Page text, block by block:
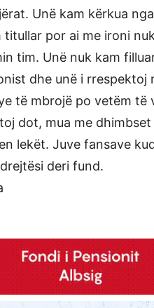
Unë kam kërkua
titullar por ai me ironi
tim. Unë nuk kam
dhe unë i rrespektoj
të mbrojë po vetëm
dot, mua me
lekët. Juve fansave
deri fund.